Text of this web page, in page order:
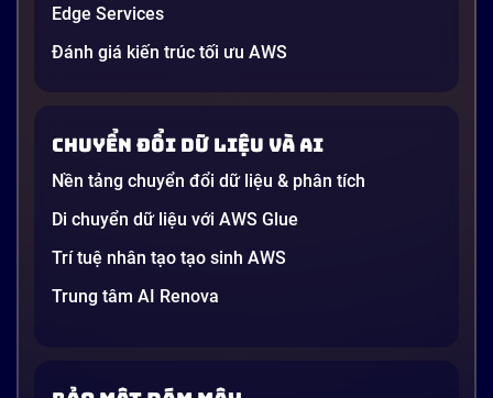
Edge Services
Đánh giá kiến trúc tối ưu AWS
Chuyển đổi dữ liệu và AI
Nền tảng chuyển đổi dữ liệu & phân tích
Di chuyển dữ liệu với AWS Glue
Trí tuệ nhân tạo tạo sinh AWS
Trung tâm AI Renova